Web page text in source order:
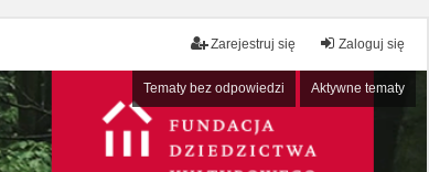
Zaloguj się
Zarejestruj się
Tematy bez odpowiedzi Aktywne tematy